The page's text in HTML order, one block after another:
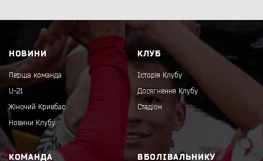
НОВИНИ
Перша команда
U-21
Жіночий Кривбас
Новини Клубу
КЛУБ
Історія Клубу
Досягнення Клубу
Стадіон
КОМАНДА ВБОЛІВАЛЬНИКУ